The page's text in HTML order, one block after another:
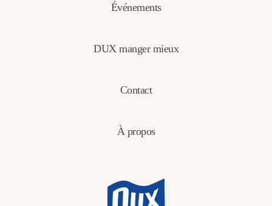
Événements
DUX manger mieux
Contact
À propos